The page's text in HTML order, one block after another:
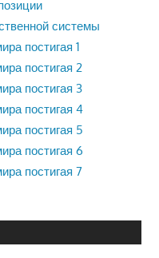
системы
постигая 1
постигая 2
постигая 3
постигая 4
постигая 5
постигая 6
постигая 7